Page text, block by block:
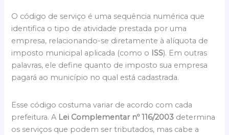
O código de serviço é uma sequência numérica que
identifica o tipo de atividade prestada por uma
empresa, relacionando-se diretamente à alíquota de
imposto municipal aplicada (como o ISS). Em outras
palavras, ele define quanto de imposto sua empresa
pagará ao município no qual está cadastrada.
Esse código costuma variar de acordo com cada
prefeitura. A Lei Complementar nº 116/2003 determina
os serviços que podem ser tributados, mas cabe a